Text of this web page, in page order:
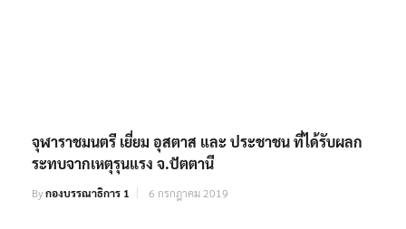
จุฬาราชมนตรี เยี่ยม อุสตาส และ ประชาชน ที่ได้รับผลก
ระทบจากเหตุรุนแรง จ.ปัตตานี
Byกองบรรณาธิการ 1 6 กรกฎาคม 2019